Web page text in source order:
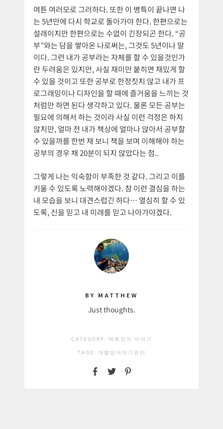
여튼 여러모로 그러하다. 또한 이 병특이 끝나면 나
는 5년만에 다시 학교로 돌아가야 한다. 한편으로는
설래이지만 한편으로는 수없이 긴장되곤 한다. “공
부”와는 담을 쌓아온 나로써는, 그것도 5년이나 말
이다. 그런 내가 공부라는 자체를 할 수 있을것인가
란 두려움은 있지만, 사실 재미만 붙히면 재밌게 할
수 있을 것이고 또한 공부로 한정짓지 않고 내가 프
로그래밍이나 디자인을 할 때에 즐거움을 느끼는 것
처럼만 하면 된다 생각하고 있다. 물론 모든 공부는
필요에 의해서 하는 것이라 사실 이런 걱정은 하지
않지만, 얼마 전 내가 책상에 얼마나 앉아서 공부할
수 있을까를 한번 재 보니 책을 보며 이해해야 하는
공부의 경우 채 20분이 되지 않았다는 점..
그렇게 나는 익숙함이 부족한 것 같다. 그리고 이를
키울 수 있도록 노력해야겠다. 참 이런 결심을 하는
내 모습을 보니 대견스럽긴 하다… 열심히 할 수 있
도록, 신을 믿고 내 미래를 믿고 나아가야겠다.
BY MATTHEW
Just thoughts.
CATEGORY: 메튜장의 이야기
TAGS: 개발 영어 자기관리